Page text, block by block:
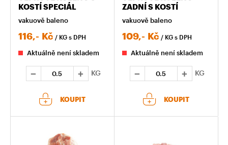
KOSTÍ SPECIÁL
vakuově baleno
116,- Kč / KG s DPH
Aktuálně není skladem
KG
KOUPIT
ZADNÍ S KOSTÍ
vakuově baleno
109,- Kč / KG s DPH
Aktuálně není skladem
KG
KOUPIT